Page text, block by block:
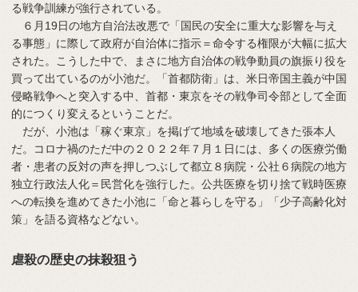
る戦争訓練が強行されている。
６月19日の地方自治法改悪で「国民の安全に重大な影響を与え
る事態」に際して政府が自治体に指示＝命令する権限が大幅に拡大
された。こうした中で、まさに地方自治体の戦争動員の旗振り役を
買って出ているのが小池だ。「首都防衛」は、米日帝国主義が中国
侵略戦争へと突入する中、首都・東京をその戦争司令部として全面
的につくり変えるということだ。
だが、小池は「稼ぐ東京」を掲げて地域を破壊してきた張本人
だ。コロナ禍のただ中の２０２２年７月１日には、多くの医療労働
者・患者の反対の声を押しつぶして都立８病院・公社６病院の地方
独立行政法人化＝民営化を強行した。公共医療を切り捨て戦時医療
への転換を進めてきた小池に「命と暮らしを守る」「少子高齢化対
策」を語る資格などない。
虐殺の歴史の抹殺狙う